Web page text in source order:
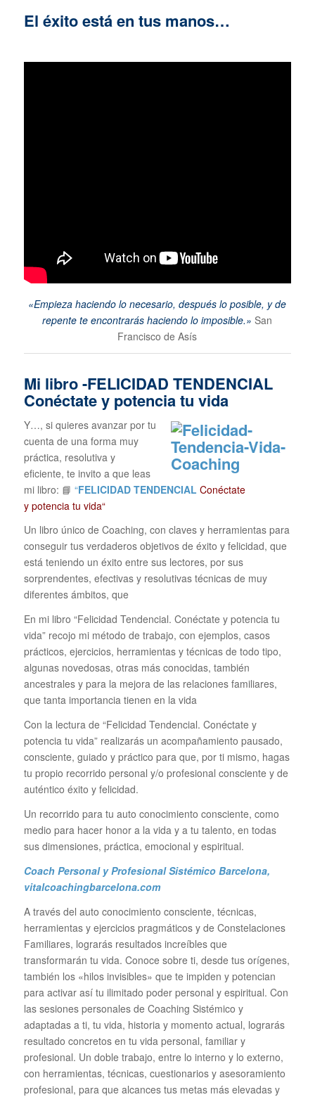
El éxito está en tus manos…
«Empieza haciendo lo necesario, después lo posible, y de
repente te encontrarás haciendo lo imposible.» San
Francisco de Asís
Mi libro -FELICIDAD TENDENCIAL
Conéctate y potencia tu vida
Y…, si quieres avanzar por tu
cuenta de una forma muy
práctica, resolutiva y
eficiente, te invito a que leas
mi libro: 📘 “FELICIDAD TENDENCIAL Conéctate
y potencia tu vida“
Un libro único de Coaching, con claves y herramientas para
conseguir tus verdaderos objetivos de éxito y felicidad, que
está teniendo un éxito entre sus lectores, por sus
sorprendentes, efectivas y resolutivas técnicas de muy
diferentes ámbitos, que
En mi libro “Felicidad Tendencial. Conéctate y potencia tu
vida” recojo mi método de trabajo, con ejemplos, casos
prácticos, ejercicios, herramientas y técnicas de todo tipo,
algunas novedosas, otras más conocidas, también
ancestrales y para la mejora de las relaciones familiares,
que tanta importancia tienen en la vida
Con la lectura de “Felicidad Tendencial. Conéctate y
potencia tu vida” realizarás un acompañamiento pausado,
consciente, guiado y práctico para que, por ti mismo, hagas
tu propio recorrido personal y/o profesional consciente y de
auténtico éxito y felicidad.
Un recorrido para tu auto conocimiento consciente, como
medio para hacer honor a la vida y a tu talento, en todas
sus dimensiones, práctica, emocional y espiritual.
Coach Personal y Profesional Sistémico Barcelona,
vitalcoachingbarcelona.com
A través del auto conocimiento consciente, técnicas,
herramientas y ejercicios pragmáticos y de Constelaciones
Familiares, lograrás resultados increíbles que
transformarán tu vida. Conoce sobre ti, desde tus orígenes,
también los «hilos invisibles» que te impiden y potencian
para activar así tu ilimitado poder personal y espiritual. Con
las sesiones personales de Coaching Sistémico y
adaptadas a ti, tu vida, historia y momento actual, lograrás
resultado concretos en tu vida personal, familiar y
profesional. Un doble trabajo, entre lo interno y lo externo,
con herramientas, técnicas, cuestionarios y asesoramiento
profesional, para que alcances tus metas más elevadas y